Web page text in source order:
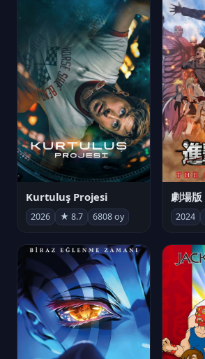
Kurtuluş Projesi
2026 ★ 8.7 6808 oy 2024